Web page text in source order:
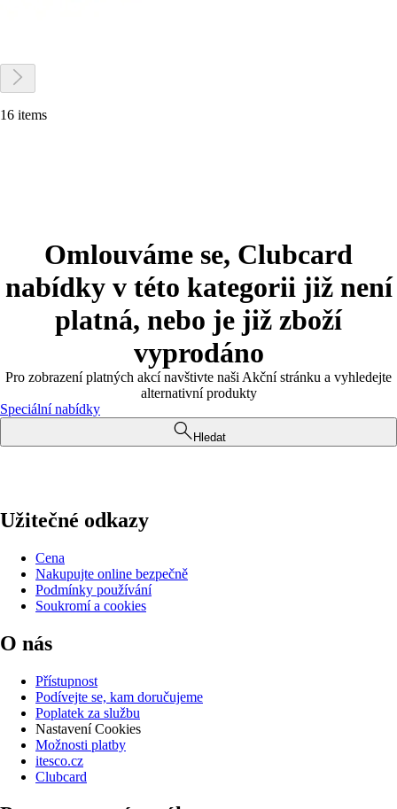
16 items
Omlouváme se, Clubcard
nabídky v této kategorii již není
platná, nebo je již zboží
vyprodáno
Pro zobrazení platných akcí navštivte naši Akční stránku a vyhledejte
alternativní produkty
Speciální nabídky
Hledat
Užitečné odkazy
Cena
Nakupujte online bezpečně
Podmínky používání
Soukromí a cookies
O nás
Přístupnost
Podívejte se, kam doručujeme
Poplatek za službu
Nastavení Cookies
Možnosti platby
itesco.cz
Clubcard